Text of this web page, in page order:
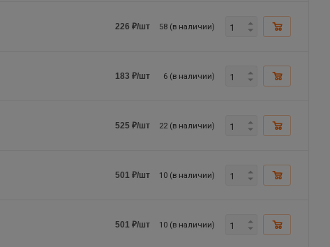
226 ₽/шт 58 (в наличии)
183 ₽/шт 6 (в наличии)
525 ₽/шт 22 (в наличии)
501 ₽/шт 10 (в наличии)
501 ₽/шт 10 (в наличии)